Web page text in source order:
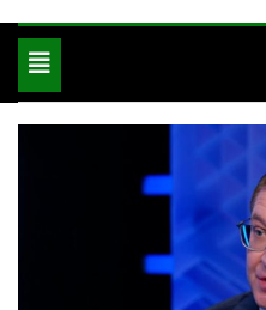
Красногвардейского
Toggle
navigation